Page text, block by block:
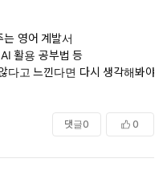
영어 계발서
활용 공부법 등
다고 느낀다면 다시 생각해봐야
댓글0 0